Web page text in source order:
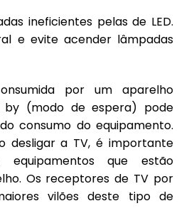
ineficientes pelas de LED.
e evite acender lâmpadas
por um aparelho
(modo de espera) pode
consumo do equipamento.
desligar a TV, é importante
equipamentos que estão
Os receptores de TV por
vilões deste tipo de